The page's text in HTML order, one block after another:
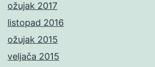
ožujak 2017
listopad 2016
ožujak 2015
veljača 2015